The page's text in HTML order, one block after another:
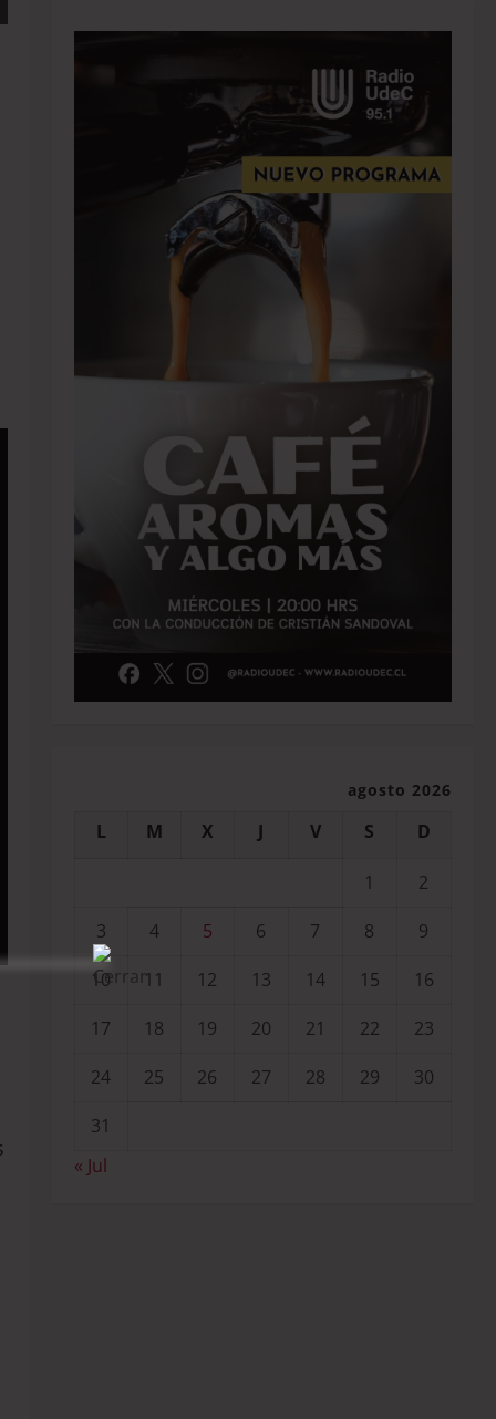
agosto 2026
L M X J V S D
1
2
3
4 5 6 7 8
9
10
11 12 13 14 15
16
17
18 19 20 21 22
23
24
25 26 27 28 29
30
31
« Jul